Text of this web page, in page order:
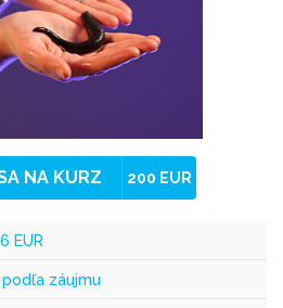
NA KURZ 200 EUR
EUR
záujmu